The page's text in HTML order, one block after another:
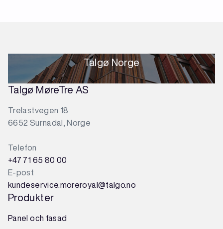
Talgø Norge
Talgø MøreTre AS
Trelastvegen 18
6652 Surnadal, Norge
Telefon
+47 71 65 80 00
E-post
kundeservice.moreroyal@talgo.no
Produkter
Panel och fasad